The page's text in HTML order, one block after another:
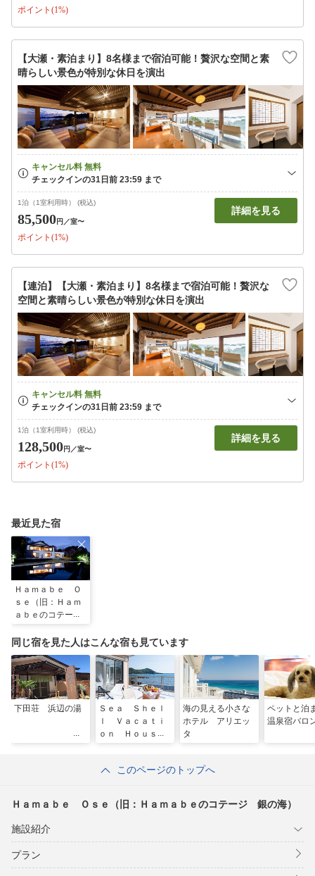
ポイント(1%)
【大瀬・素泊まり】8名様まで宿泊可能！贅沢な空間と素
晴らしい景色が特別な休日を演出
1泊（1室利用時） (税込)
85,500円 ／室〜
ポイント(1%)
詳細を見る
【連泊】【大瀬・素泊まり】8名様まで宿泊可能！贅沢な
空間と素晴らしい景色が特別な休日を演出
1泊（1室利用時） (税込)
128,500円 ／室〜
ポイント(1%)
詳細を見る
最近見た宿
Ｈａｍａｂｅ Ｏ
ｓｅ（旧：Ｈａｍ
ａｂｅのコテー
同じ宿を見た人はこんな宿も見ています
下田荘 浜辺の湯
Ｓｅａ Ｓｈｅｌ
ｌ Ｖａｃａｔｉ
ｏｎ Ｈｏｕｓｅ
海の見える小さな
ホテル アリエッ
タ
ペットと泊
温泉宿バロ
このページのトップへ
Ｈａｍａｂｅ Ｏｓｅ（旧：Ｈａｍａｂｅのコテージ 銀の海）
施設紹介
プラン